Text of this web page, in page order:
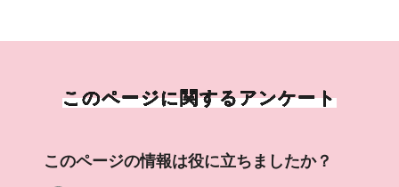
このページに関するアンケート
このページの情報は役に立ちましたか？